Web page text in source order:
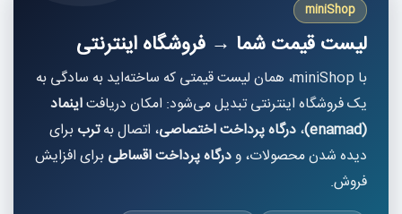
miniShop
لیست قیمت شما → فروشگاه اینترنتی
با miniShop، همان لیست قیمتی که ساخته‌اید به سادگی به
یک فروشگاه اینترنتی تبدیل می‌شود: امکان دریافتاینماد
(enamad)
،درگاه پرداخت اختصاصی، اتصال بهترببرای
دیده شدن محصولات، ودرگاه پرداخت اقساطیبرای افزایش
فروش.